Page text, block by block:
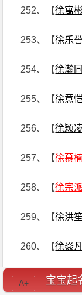
252、【徐寓
253、【徐乐
254、【徐瀚同
255、【徐意
256、【徐颖凌
257、【徐慕
258、【徐宗派
259、【徐洪笙
260、【徐焱
261、【徐琳
宝宝起
A+